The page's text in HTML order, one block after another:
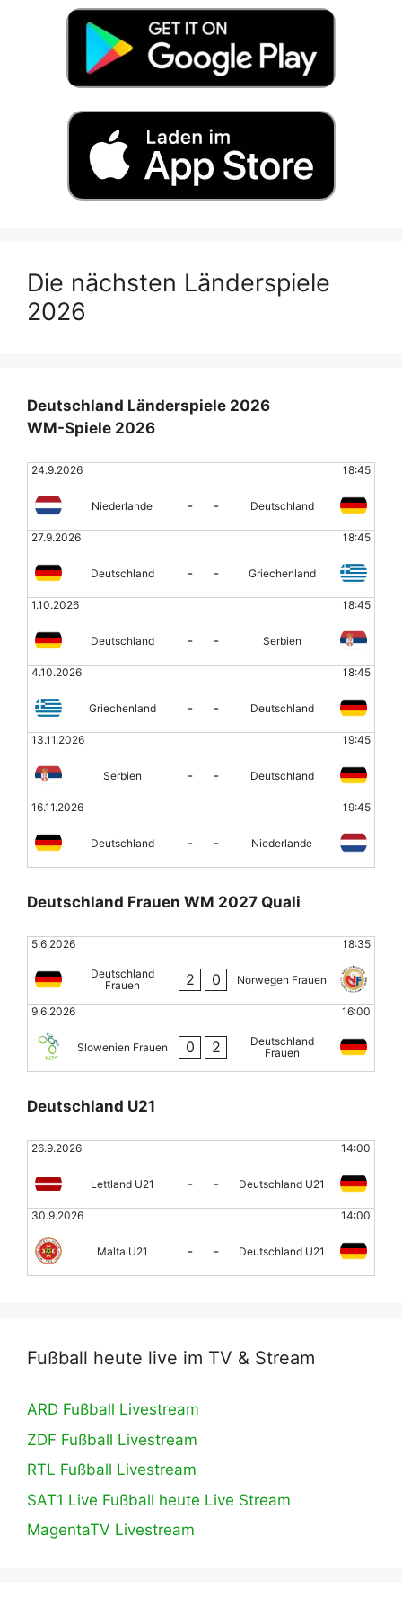
Die nächsten Länderspiele
2026
Deutschland Länderspiele 2026
WM-Spiele 2026
24.9.2026 18:45
Niederlande - - Deutschland
27.9.2026 18:45
Deutschland - - Griechenland
1.10.2026 18:45
Deutschland - - Serbien
4.10.2026 18:45
Griechenland - - Deutschland
13.11.2026 19:45
Serbien - - Deutschland
16.11.2026 19:45
Deutschland - - Niederlande
Deutschland Frauen WM 2027 Quali
5.6.2026 18:35
Deutschland
Frauen
2 0 Norwegen Frauen
9.6.2026 16:00
Slowenien Frauen 0 2
Deutschland
Frauen
Deutschland U21
26.9.2026 14:00
Lettland U21 - - Deutschland U21
30.9.2026 14:00
Malta U21 - - Deutschland U21
Fußball heute live im TV & Stream
ARD Fußball Livestream
ZDF Fußball Livestream
RTL Fußball Livestream
SAT1 Live Fußball heute Live Stream
MagentaTV Livestream